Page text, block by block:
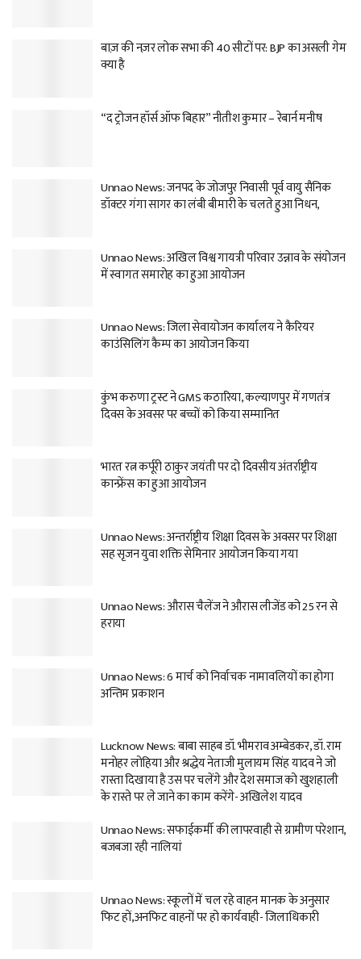
बाज़ की नज़र लोक सभा की 40 सीटों पर: BJP का असली गेम
क्या है
“द ट्रोजन हॉर्स ऑफ बिहार” नीतीश कुमार – रेबार्न मनीष
Unnao News: जनपद के जोजपुर निवासी पूर्व वायु सैनिक
डॉक्टर गंगा सागर का लंबी बीमारी के चलते हुआ निधन,
Unnao News: अखिल विश्व गायत्री परिवार उन्नाव के संयोजन
में स्वागत समारोह का हुआ आयोजन
Unnao News: जिला सेवायोजन कार्यालय ने कैरियर
काउंसिलिंग कैम्प का आयोजन किया
कुंभ करुणा ट्रस्ट ने GMS कठारिया, कल्याणपुर में गणतंत्र
दिवस के अवसर पर बच्चों को किया सम्मानित
भारत रत्न कर्पूरी ठाकुर जयंती पर दो दिवसीय अंतर्राष्ट्रीय
कान्फ्रेंस का हुआ आयोजन
Unnao News: अन्तर्राष्ट्रीय शिक्षा दिवस के अवसर पर शिक्षा
सह सृजन युवा शक्ति सेमिनार आयोजन किया गया
Unnao News: औरास चैलेंज ने औरास लीजेंड को 25 रन से
हराया
Unnao News: 6 मार्च को निर्वाचक नामावलियों का होगा
अन्तिम प्रकाशन
Lucknow News: बाबा साहब डॉ. भीमराव अम्बेडकर, डॉ. राम
मनोहर लोहिया और श्रद्धेय नेताजी मुलायम सिंह यादव ने जो
रास्ता दिखाया है उस पर चलेंगे और देश समाज को खुशहाली
के रास्ते पर ले जाने का काम करेंगे- अखिलेश यादव
Unnao News: सफाईकर्मी की लापरवाही से ग्रामीण परेशान,
बजबजा रही नालियां
Unnao News: स्कूलों में चल रहे वाहन मानक के अनुसार
फिट हों,अनफिट वाहनों पर हो कार्यवाही- जिलाधिकारी